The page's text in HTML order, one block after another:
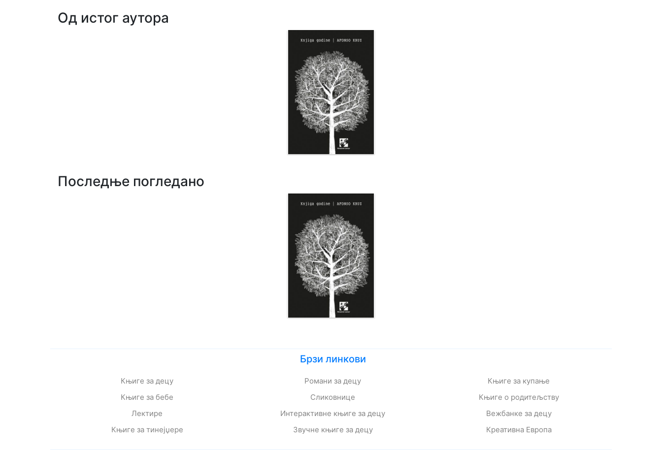
Од истог аутора
Последње погледано
Брзи линкови
Књиге за децу
Књиге за бебе
Лектире
Књиге за тинејџере
Романи за децу
Сликовнице
Интерактивне књиге за децу
Звучне књиге за децу
Књиге за купање
Књиге о родитељству
Вежбанке за децу
Креативна Европа